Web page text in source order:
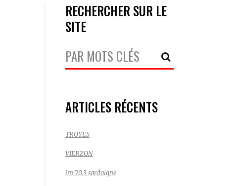
RECHERCHER SUR LE
SITE
Votre
Recherche:
ARTICLES RÉCENTS
TROYES
VIERZON
im 70.3 sardaigne